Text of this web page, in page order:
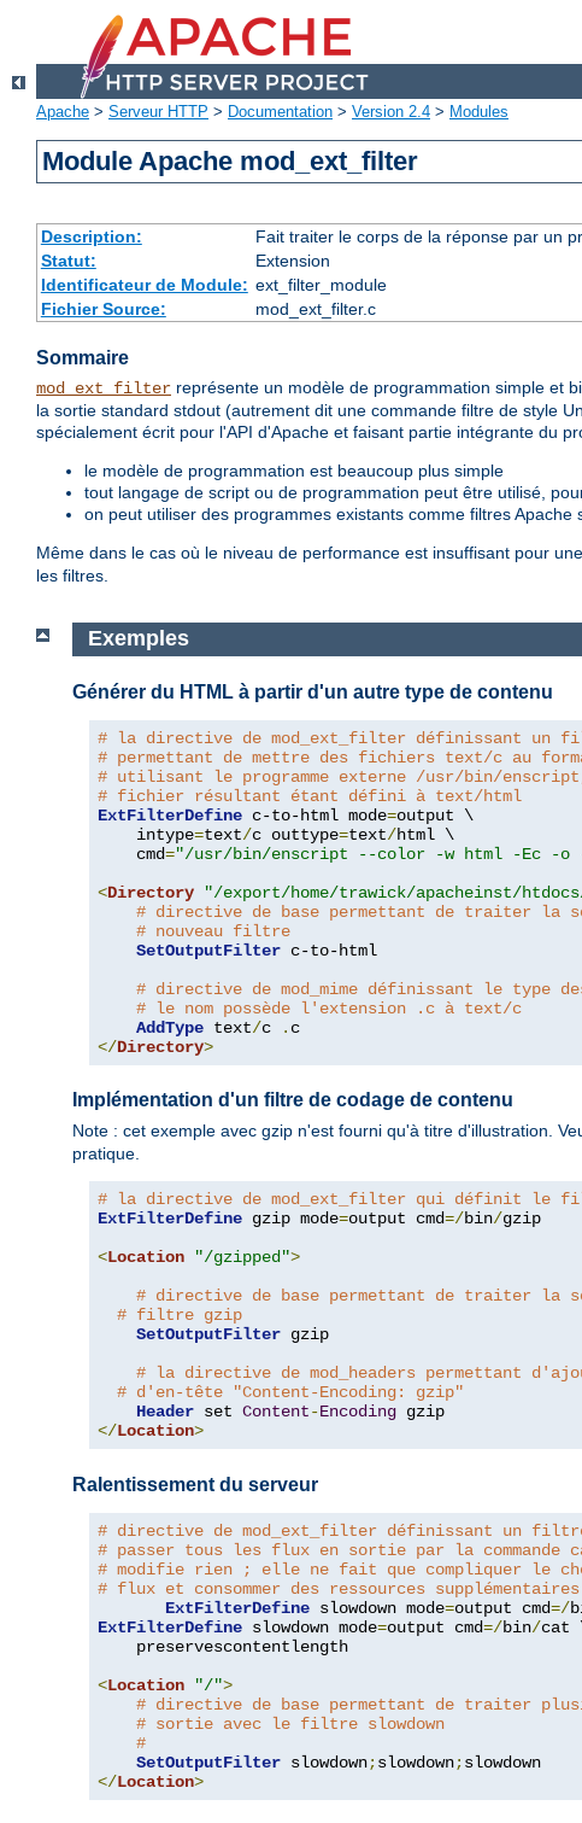
Apache > Serveur HTTP > Documentation > Version 2.4 > Modules
Module Apache mod_ext_filter
Description:
Fait traiter le corps de la réponse par un
Statut:
Extension
Identificateur de Module: ext_filter_module
Fichier Source:
mod_ext_filter.c
Sommaire
mod_ext_filter représente un modèle de programmation simple et
la sortie standard stdout (autrement dit une commande filtre de style
spécialement écrit pour l'API d'Apache et faisant partie intégrante du
le modèle de programmation est beaucoup plus simple
tout langage de script ou de programmation peut être utilisé,
on peut utiliser des programmes existants comme filtres Apache
Même dans le cas où le niveau de performance est insuffisant pour
les filtres.
Exemples
Générer du HTML à partir d'un autre type de contenu
# la directive de mod_ext_filter définissant un
# permettant de mettre des fichiers text/c au
# utilisant le programme externe /usr/bin/
# fichier résultant étant défini à text/html
ExtFilterDefine c-to-html mode=output \
    intype
=text/c outtype=text/html \
    cmd
="/usr/bin/enscript --color -w html -Ec -o
<Directory "/export/home/trawick/apacheinst/
# directive de base permettant de traiter la
# nouveau filtre
SetOutputFilter c-to-html
# directive de mod_mime définissant le type
# le nom possède l'extension .c à text/c
AddType text/c .
</Directory>
Implémentation d'un filtre de codage de contenu
Note : cet exemple avec gzip n'est fourni qu'à titre d'illustration.
pratique.
# la directive de mod_ext_filter qui définit le
ExtFilterDefine gzip mode=output cmd=/bin/gzip
<Location "/gzipped">
# directive de base permettant de traiter la
# filtre gzip
SetOutputFilter gzip
# la directive de mod_headers permettant
# d'en-tête "Content-Encoding: gzip"
Header set Content-Encoding
</Location>
Ralentissement du serveur
# directive de mod_ext_filter définissant un
# passer tous les flux en sortie par la commande
# modifie rien ; elle ne fait que compliquer le
# flux et consommer des ressources supplémentaires
ExtFilterDefine slowdown mode=output cmd=/
ExtFilterDefine slowdown mode=output cmd=/bin/cat
    preservescontentlength
<Location "/">
# directive de base permettant de traiter
# sortie avec le filtre slowdown
#
SetOutputFilter slowdown;slowdown;
</Location>